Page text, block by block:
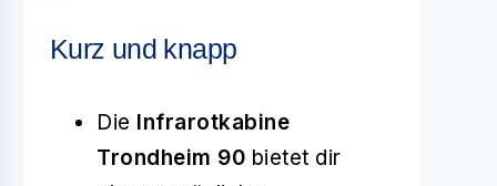
Kurz und knapp
Die Infrarotkabine
Trondheim 90 bietet dir